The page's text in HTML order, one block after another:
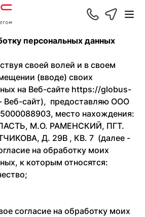
персональных данных
своей волей и в своем
(вводе) своих
на Веб-сайте https://globus-
Веб-сайт), предоставляю ООО
место нахождения:
М.О. РАМЕНСКИЙ, ПГТ.
Д. 29В , КВ. 7 (далее -
на обработку моих
к которым относятся:
согласие на обработку моих